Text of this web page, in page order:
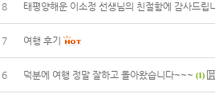
8 태평양해운 이소정 선생님의 친절함에 감사드립
7 여행 후기
6 덕분에 여행 정말 잘하고 돌아왔습니다~~~ (1)